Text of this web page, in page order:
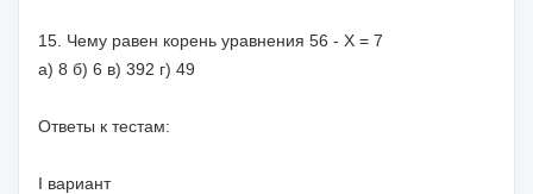
15. Чему равен корень уравнения 56 - Х = 7
а) 8 б) 6 в) 392 г) 49
Ответы к тестам:
I вариант